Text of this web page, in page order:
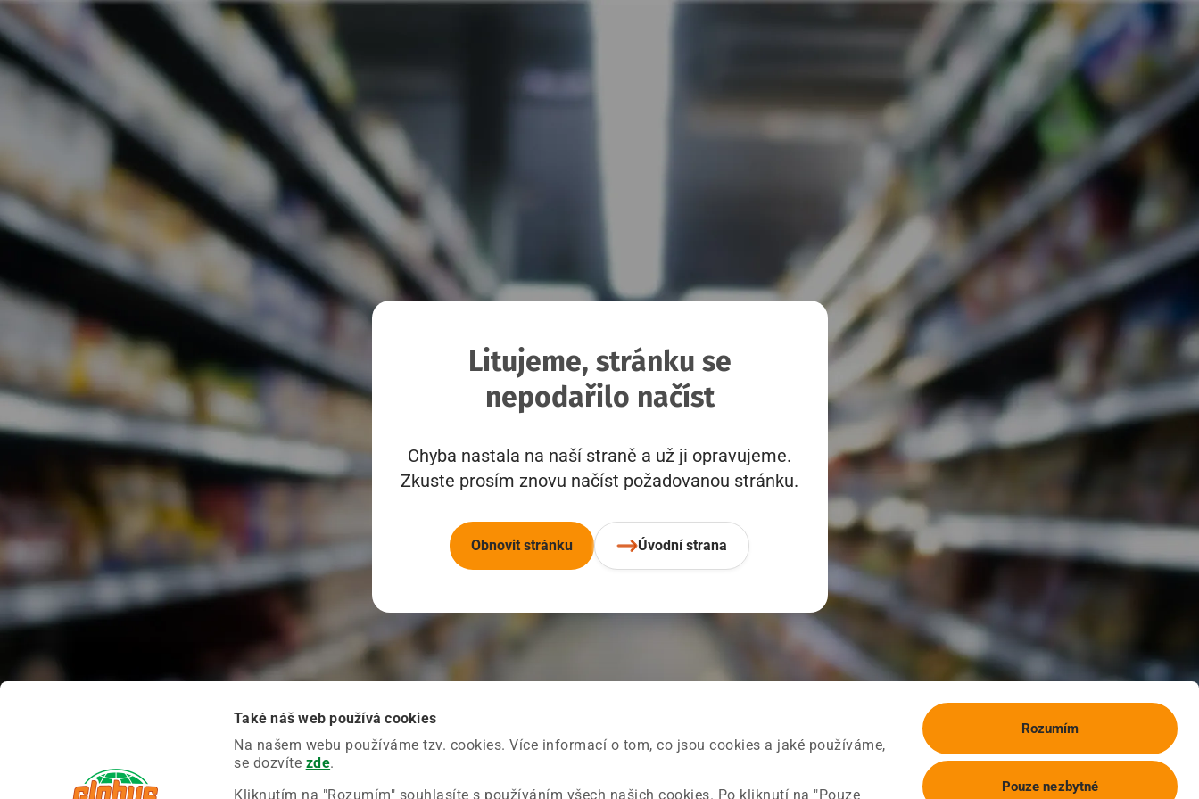
Také náš web používá cookies
Na našem webu používáme tzv. cookies. Více informací o tom, co jsou cookies a jaké používáme,
se dozvíte zde.
Kliknutím na "Rozumím" souhlasíte s používáním všech našich cookies. Po kliknutí na "Pouze
Rozumím
Pouze nezbytné
Litujeme, stránku se
nepodařilo načíst
Chyba nastala na naší straně a už ji opravujeme.
Zkuste prosím znovu načíst požadovanou stránku.
Obnovit stránku Úvodní strana